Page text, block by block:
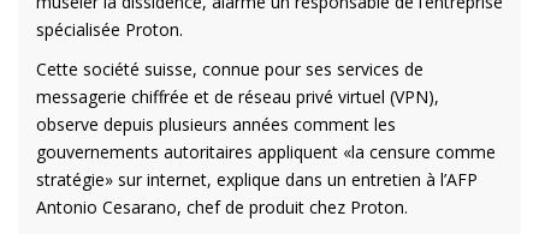
spécialisée Proton.
Cette société suisse, connue pour ses services de
messagerie chiffrée et de réseau privé virtuel (VPN),
observe depuis plusieurs années comment les
gouvernements autoritaires appliquent «la censure comme
stratégie» sur internet, explique dans un entretien à l’AFP
Antonio Cesarano, chef de produit chez Proton.